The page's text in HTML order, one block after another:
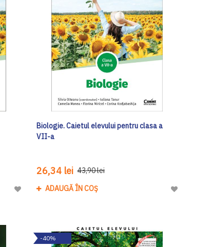
Adaugă
Dorinte
Biologie. Caietul elevului pentru clasa a
VII-a
26,34 lei 43,90 lei
ADAUGĂ ÎN COȘ
Adaugă
-40%